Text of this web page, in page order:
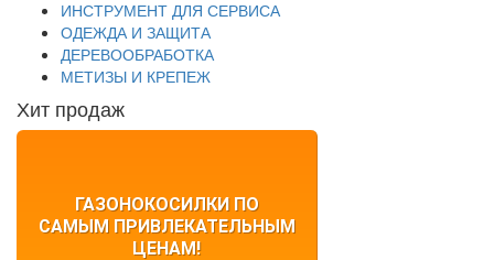
ИНСТРУМЕНТ ДЛЯ СЕРВИСА
ОДЕЖДА И ЗАЩИТА
ДЕРЕВООБРАБОТКА
МЕТИЗЫ И КРЕПЕЖ
Хит продаж
ГАЗОНОКОСИЛКИ ПО
САМЫМ ПРИВЛЕКАТЕЛЬНЫМ
ЦЕНАМ!